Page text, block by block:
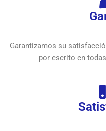
Garantizamos su
por escrito en